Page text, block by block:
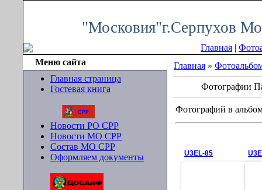
"Московия"г.Серпухов
Главная |
Меню сайта
Главная страница
Гостевая книга
Новости РО СРР
Новости МО СРР
Состав МО СРР
Оформляем документы
Главная »
Фотографии
Фотографий в
U3EL-85